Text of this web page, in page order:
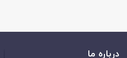
درباره ما